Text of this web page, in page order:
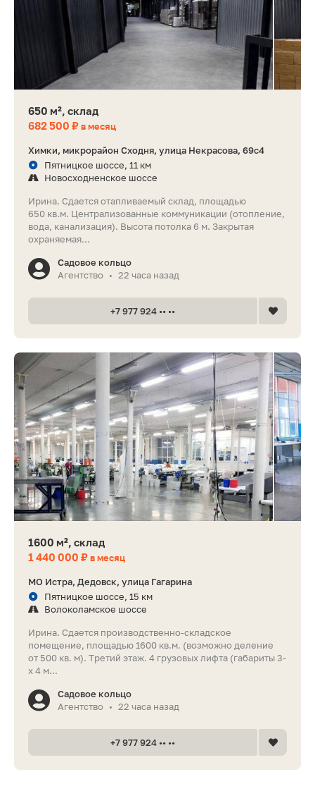
650 м², склад
682 500 ₽в месяц
Химки, микрорайон Сходня, улица Некрасова, 69с4
Пятницкое шоссе, 11 км
Новосходненское шоссе
Ирина. Сдается отапливаемый склад, площадью
650 кв.м. Централизованные коммуникации (отопление,
вода, канализация). Высота потолка 6 м. Закрытая
охраняемая...
Садовое кольцо
Агентство
• 22 часа назад
+7 977 924 •• ••
1600 м², склад
1 440 000 ₽в месяц
МО Истра, Дедовск, улица Гагарина
Пятницкое шоссе, 15 км
Волоколамское шоссе
Ирина. Сдается производственно-складское
помещение, площадью 1600 кв.м. (возможно деление
от 500 кв. м). Третий этаж. 4 грузовых лифта (габариты 3-
х 4 м...
Садовое кольцо
Агентство
• 22 часа назад
+7 977 924 •• ••